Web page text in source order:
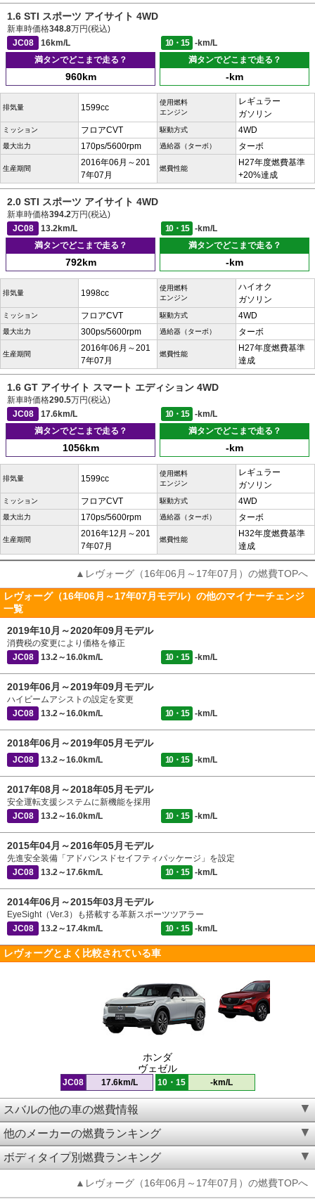
1.6 STI スポーツ アイサイト 4WD
新車時価格348.8万円(税込)
JC08
16km/L 10・15
-km/L
満タンでどこまで走る？
960km
満タンでどこまで走る？
-km
排気量 1599cc
使用燃料
エンジン
レギュラー
ガソリン
ミッション フロアCVT 駆動方式 4WD
最大出力 170ps/5600rpm 過給器（ターボ） ターボ
生産期間
2016年06月～201
7年07月
燃費性能
H27年度燃費基準
+20%達成
2.0 STI スポーツ アイサイト 4WD
新車時価格394.2万円(税込)
JC08
13.2km/L 10・15
-km/L
満タンでどこまで走る？
792km
満タンでどこまで走る？
-km
排気量 1998cc
使用燃料
エンジン
ハイオク
ガソリン
ミッション フロアCVT 駆動方式 4WD
最大出力 300ps/5600rpm 過給器（ターボ） ターボ
生産期間
2016年06月～201
7年07月
燃費性能
H27年度燃費基準
達成
1.6 GT アイサイト スマート エディション 4WD
新車時価格290.5万円(税込)
JC08
17.6km/L 10・15
-km/L
満タンでどこまで走る？
1056km
満タンでどこまで走る？
-km
排気量 1599cc
使用燃料
エンジン
レギュラー
ガソリン
ミッション フロアCVT 駆動方式 4WD
最大出力 170ps/5600rpm 過給器（ターボ） ターボ
生産期間
2016年12月～201
7年07月
燃費性能
H32年度燃費基準
達成
▲レヴォーグ（16年06月～17年07月）の燃費TOPへ
レヴォーグ（16年06月～17年07月モデル）の他のマイナーチェンジ
一覧
2019年10月～2020年09月モデル
消費税の変更により価格を修正
JC08
13.2～16.0km/L 10・15 -km/L
2019年06月～2019年09月モデル
ハイビームアシストの設定を変更
JC08
13.2～16.0km/L 10・15 -km/L
2018年06月～2019年05月モデル
JC08 13.2～16.0km/L 10・15 -km/L
2017年08月～2018年05月モデル
安全運転支援システムに新機能を採用
JC08
13.2～16.0km/L 10・15 -km/L
2015年04月～2016年05月モデル
先進安全装備「アドバンスドセイフティパッケージ」を設定
JC08
13.2～17.6km/L 10・15 -km/L
2014年06月～2015年03月モデル
EyeSight（Ver.3）も搭載する革新スポーツツアラー
JC08
13.2～17.4km/L 10・15 -km/L
レヴォーグとよく比較されている車
ホンダ
ヴェゼル
JC08 17.6km/L 10・15 -km/L
スバルの他の車の燃費情報
他のメーカーの燃費ランキング
ボディタイプ別燃費ランキング
▲レヴォーグ（16年06月～17年07月）の燃費TOPへ